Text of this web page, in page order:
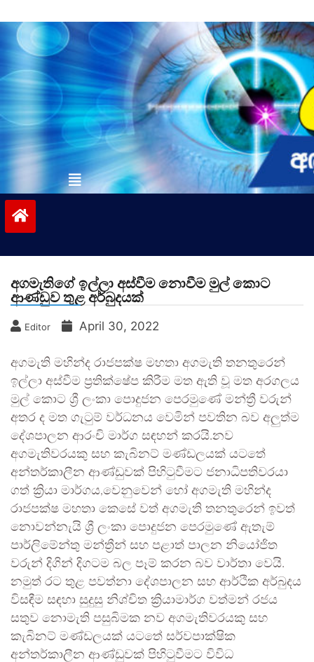
to
contentvinivida.lk
අගමැතිගේ ඉල්ලා අස්වීම නොවීම මුල් කොට
ආණ්ඩුව තුළ අර්බුදයක්
Editor April 30, 2022
අගමැති මහින්ද රාජපක්ෂ මහතා අගමැති තනතුරෙන්
ඉල්ලා අස්වීම ප්‍රතික්ෂේප කිරීම මත ඇති වූ මත අරගලය
මුල් කොට ශ්‍රී ලංකා පොදුජන පෙරමුණේ මන්ත්‍රී වරුන්
අතර ද මත ගැටුම් වර්ධනය වෙමින් පවතින බව අලුත්ම
දේශපාලන ආරංචි මාර්ග සඳහන් කරයි.නව
අගමැතිවරයකු සහ කැබිනට් මණ්ඩලයක් යටතේ
අන්තර්කාලීන ආණ්ඩුවක් පිහිටුවීමට ජනාධිපතිවරයා
ගත් ක්‍රියා මාර්ගය,වෙනුවෙන් හෝ අගමැති මහින්ද
රාජපක්ෂ මහතා කෙසේ වත් අගමැති තනතුරෙන් ඉවත්
නොවන්නැයි ශ්‍රී ලංකා පොදුජන පෙරමුණේ ඇතැම්
පාර්ලිමේන්තු මන්ත්‍රීන් සහ පළාත් පාලන නියෝජිත
වරුන් දිගින් දිගටම බල පෑම් කරන බව වාර්තා වෙයි.
නමුත් රට තුළ පවත්නා දේශපාලන සහ ආර්ථික අර්බුදය
විසඳීම සඳහා සුදුසු නිශ්චිත ක්‍රියාමාර්ග වත්මන් රජය
සතුව නොමැති පසුබිමක නව අගමැතිවරයකු සහ
කැබිනට් මණ්ඩලයක් යටතේ සර්වපාක්ෂික
අන්තර්කාලීන ආණ්ඩුවක් පිහිටුවීමට විවිධ